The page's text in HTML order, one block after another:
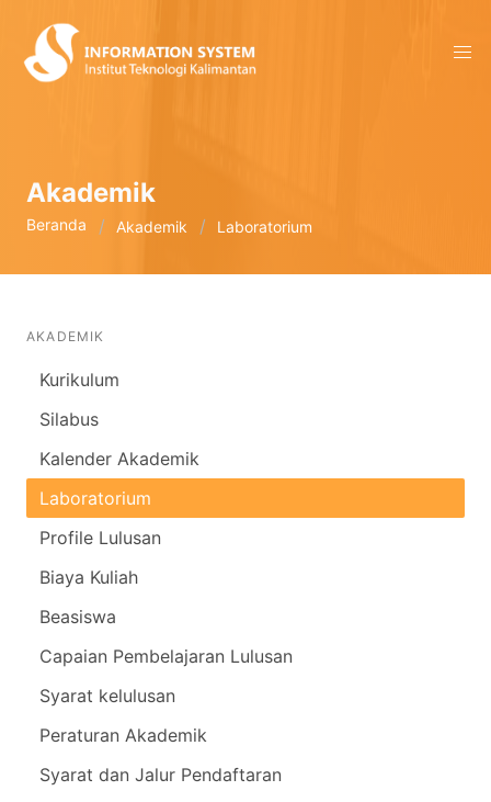
Akademik
Beranda Akademik Laboratorium
AKADEMIK
Kurikulum
Silabus
Kalender Akademik
Laboratorium
Profile Lulusan
Biaya Kuliah
Beasiswa
Capaian Pembelajaran Lulusan
Syarat kelulusan
Peraturan Akademik
Syarat dan Jalur Pendaftaran